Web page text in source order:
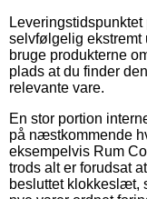
selvfølgelig ekstremt
bruge produkterne
plads at du finder
relevante vare.
En stor portion
på næstkommende
eksempelvis Rum
trods alt er forudsat
besluttet klokkeslæt,